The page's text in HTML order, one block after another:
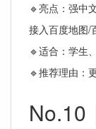
🔹亮点：强中
接入百度地图/
🔹适合：学生
🔹推荐理由：
No.10